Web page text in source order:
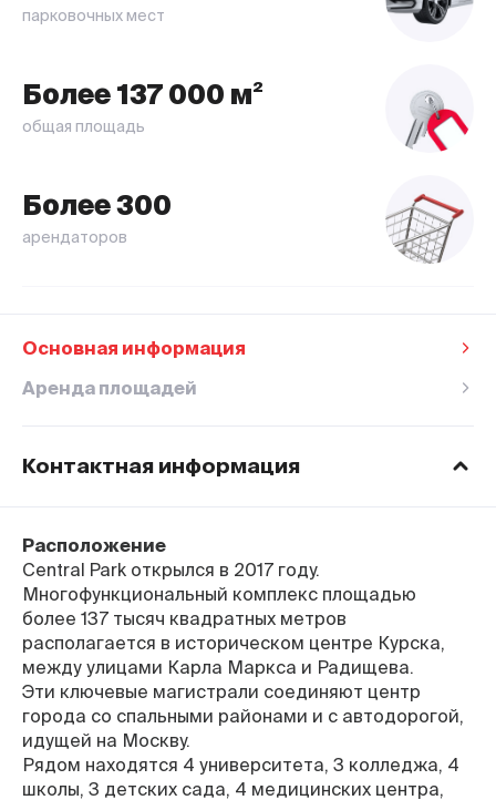
парковочных мест
Более 137 000 м²
общая площадь
Более 300
арендаторов
Основная информация
Аренда площадей
Контактная информация
Пн–Всс 9:00 до 22:00
Горячяя линия
8-800-770-76-27
Факс
+7 (4712) 391-991
Адрес
г. Курск, улица Карла Маркса, 6
Оставить отзыв
Расположение
Central Park открылся в 2017 году.
Многофункциональный комплекс площадью
более 137 тысяч квадратных метров
располагается в историческом центре Курска,
между улицами Карла Маркса и Радищева.
Эти ключевые магистрали соединяют центр
города со спальными районами и с автодорогой,
идущей на Москву.
Рядом находятся 4 университета, 3 колледжа, 4
школы, 3 детских сада, 4 медицинских центра,